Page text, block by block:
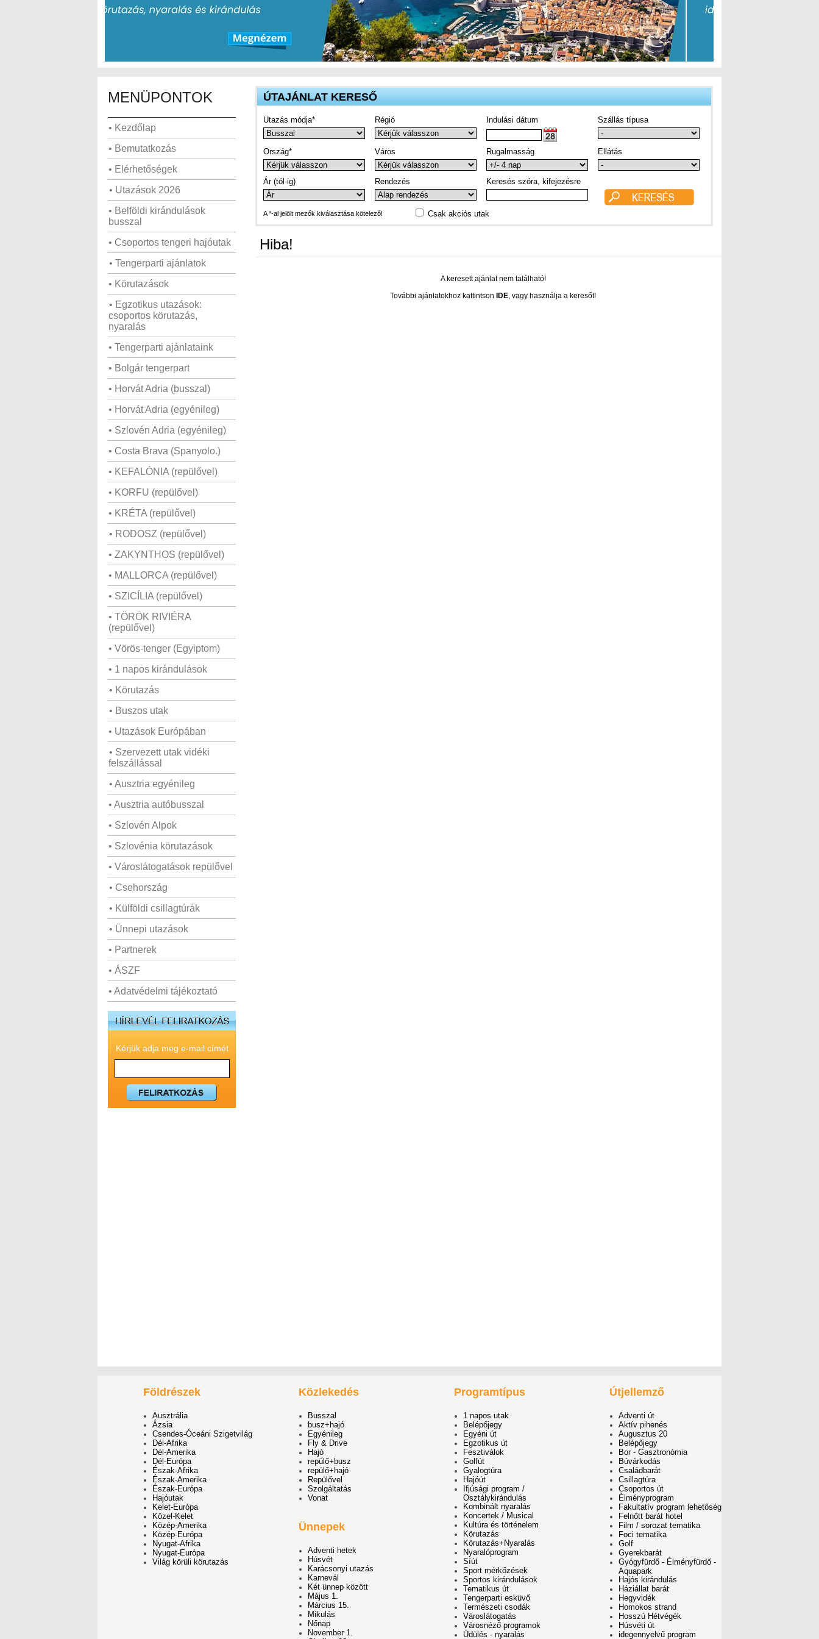
MENÜPONTOK
• Kezdőlap
• Bemutatkozás
• Elérhetőségek
• Utazások 2026
• Belföldi kirándulások
busszal
• Csoportos tengeri hajóutak
• Tengerparti ajánlatok
• Körutazások
• Egzotikus utazások:
csoportos körutazás,
nyaralás
• Tengerparti ajánlataink
• Bolgár tengerpart
• Horvát Adria (busszal)
• Horvát Adria (egyénileg)
• Szlovén Adria (egyénileg)
• Costa Brava (Spanyolo.)
• KEFALÓNIA (repülővel)
• KORFU (repülővel)
• KRÉTA (repülővel)
• RODOSZ (repülővel)
• ZAKYNTHOS (repülővel)
• MALLORCA (repülővel)
• SZICÍLIA (repülővel)
• TÖRÖK RIVIÉRA
(repülővel)
• Vörös-tenger (Egyiptom)
• 1 napos kirándulások
• Körutazás
• Buszos utak
• Utazások Európában
• Szervezett utak vidéki
felszállással
• Ausztria egyénileg
• Ausztria autóbusszal
• Szlovén Alpok
• Szlovénia körutazások
• Városlátogatások repülővel
• Csehország
• Külföldi csillagtúrák
• Ünnepi utazások
• Partnerek
• ÁSZF
• Adatvédelmi tájékoztató
Kérjük adja meg e-mail címét
ÚTAJÁNLAT KERESŐ
Utazás módja* Régió Indulási dátum Szállás típusa
Ország* Város Rugalmasság Ellátás
Ár (tól-ig) Rendezés Keresés szóra, kifejezésre
A *-al jelölt mezők kiválasztása kötelező! Csak akciós utak
Hiba!
A keresett ajánlat nem található!
További ajánlatokhoz kattintson
IDE, vagy használja a keresőt!
Földrészek
Ausztrália
Ázsia
Csendes-Óceáni Szigetvilág
Dél-Afrika
Dél-Amerika
Dél-Európa
Észak-Afrika
Észak-Amerika
Észak-Európa
Hajóutak
Kelet-Európa
Közel-Kelet
Közép-Amerika
Közép-Európa
Nyugat-Afrika
Nyugat-Európa
Világ körüli körutazás
Közlekedés
Busszal
busz+hajó
Egyénileg
Fly & Drive
Hajó
repülő+busz
repülő+hajó
Repülővel
Szolgáltatás
Vonat
Ünnepek
Adventi hetek
Húsvét
Karácsonyi utazás
Karnevál
Két ünnep között
Május 1.
Március 15.
Mikulás
Nőnap
November 1.
Programtípus
1 napos utak
Belépőjegy
Egyéni út
Egzotikus út
Fesztiválok
Golfút
Gyalogtúra
Hajóút
Ifjúsági program /
Osztálykirándulás
Kombinált nyaralás
Koncertek / Musical
Kultúra és történelem
Körutazás
Körutazás+Nyaralás
Nyaralóprogram
Síút
Sport mérkőzések
Sportos kirándulások
Tematikus út
Tengerparti esküvő
Természeti csodák
Városlátogatás
Városnéző programok
Üdülés - nyaralás
Útjellemző
Adventi út
Aktív pihenés
Augusztus 20
Belépőjegy
Bor - Gasztronómia
Búvárkodás
Családbarát
Csillagtúra
Csoportos út
Élményprogram
Fakultatív program lehetőség
Felnőtt barát hotel
Film / sorozat tematika
Foci tematika
Golf
Gyerekbarát
Gyógyfürdő - Élményfürdő -
Aquapark
Hajós kirándulás
Háziállat barát
Hegyvidék
Homokos strand
Hosszú Hétvégék
Húsvéti út
idegennyelvű program